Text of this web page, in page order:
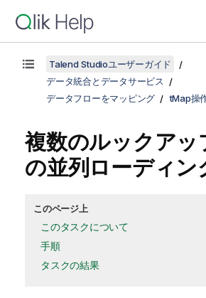
Talend Studioユーザーガイド
データ統合とデータサービス
データフローをマッピング
tMap操
複数のルックアッ
の並列ローディン
このページ上
このタスクについて
手順
タスクの結果